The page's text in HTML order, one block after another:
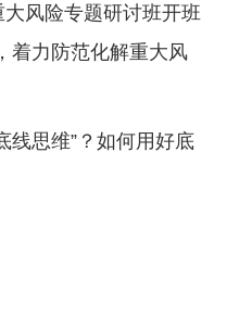
风险专题研讨班开班
着力防范化解重大风
线思维”？如何用好底